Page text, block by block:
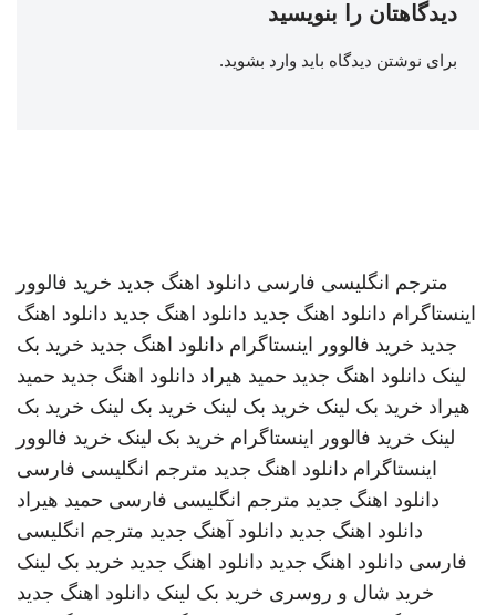
دیدگاهتان را بنویسید
برای نوشتن دیدگاه باید وارد بشوید.
مترجم انگلیسی فارسی دانلود اهنگ جدید خرید فالوور
اینستاگرام دانلود اهنگ جدید دانلود اهنگ جدید دانلود اهنگ
جدید خرید فالوور اینستاگرام دانلود اهنگ جدید خرید بک
لینک دانلود اهنگ جدید حمید هیراد دانلود اهنگ جدید حمید
هیراد خرید بک لینک خرید بک لینک خرید بک لینک خرید بک
لینک خرید فالوور اینستاگرام خرید بک لینک خرید فالوور
اینستاگرام دانلود اهنگ جدید مترجم انگلیسی فارسی
دانلود اهنگ جدید مترجم انگلیسی فارسی حمید هیراد
دانلود اهنگ جدید دانلود آهنگ جدید مترجم انگلیسی
فارسی دانلود اهنگ جدید دانلود اهنگ جدید خرید بک لینک
خرید شال و روسری خرید بک لینک دانلود اهنگ جدید